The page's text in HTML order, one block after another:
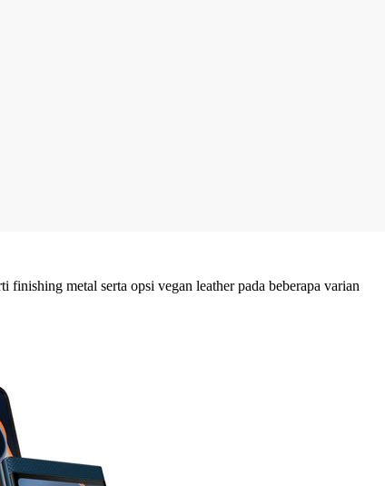
metal serta opsi vegan leather pada beberapa varian